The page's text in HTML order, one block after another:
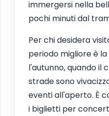
immergersi nella
pochi minuti dal
Per chi desidera
periodo migliore è
l'autunno, quando il
strade sono
eventi all'aperto. È
i biglietti per